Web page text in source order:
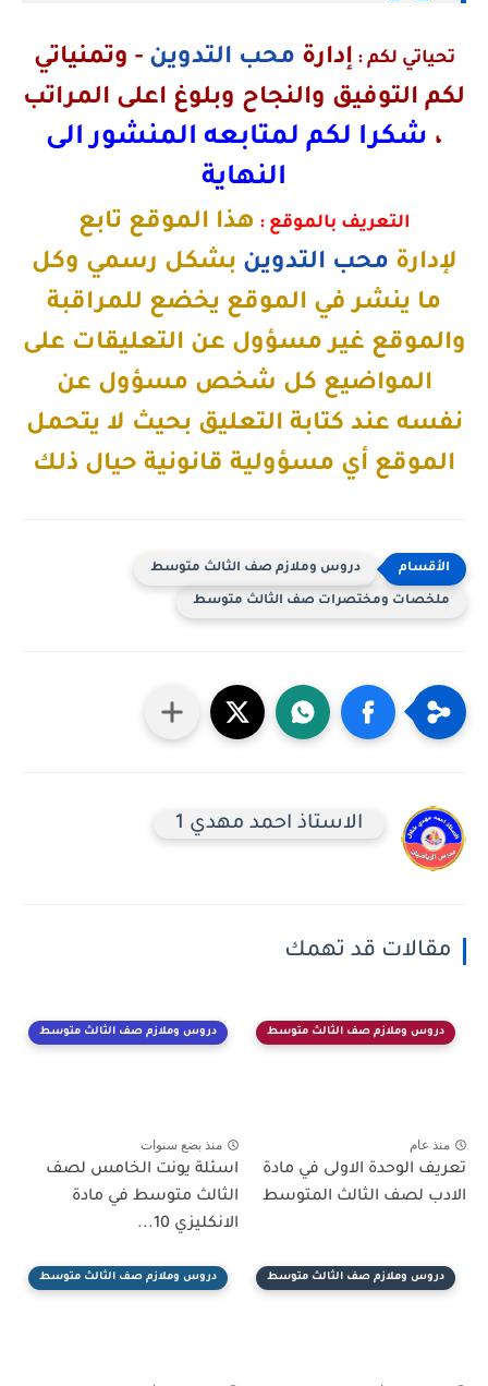
تحياتي لكم : إدارة محب التدوين - وتمنياتي
لكم التوفيق والنجاح وبلوغ اعلى المراتب
، شكرا لكم لمتابعه المنشور الى
النهاية
التعريف بالموقع : هذا الموقع تابع
لإدارة محب التدوين بشكل رسمي وكل
ما ينشر في الموقع يخضع للمراقبة
والموقع غير مسؤول عن التعليقات على
المواضيع كل شخص مسؤول عن
نفسه عند كتابة التعليق بحيث لا يتحمل
الموقع أي مسؤولية قانونية حيال ذلك
دروس وملازم صف الثالث متوسط
ملخصات ومختصرات صف الثالث متوسط
الاستاذ احمد مهدي 1
مقالات قد تهمك
دروس وملازم صف الثالث متوسط
منذ عام
تعريف الوحدة الاولى في مادة
الادب لصف الثالث المتوسط
دروس وملازم صف الثالث متوسط
منذ بضع سنوات
اسئلة يونت الخامس لصف
الثالث متوسط في مادة
الانكليزي 10...
دروس وملازم صف الثالث متوسط دروس وملازم صف الثالث متوسط